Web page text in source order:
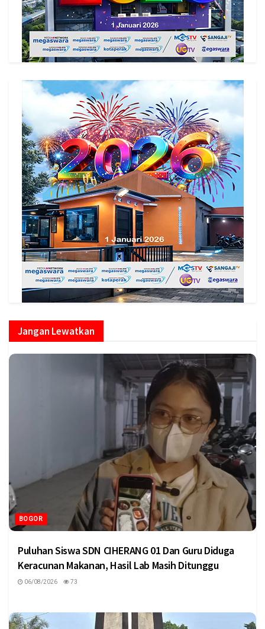
Jangan Lewatkan
BOGOR
Puluhan Siswa SDN CIHERANG 01 Dan Guru Diduga
Keracunan Makanan, Hasil Lab Masih Ditunggu
06/08/2026 73